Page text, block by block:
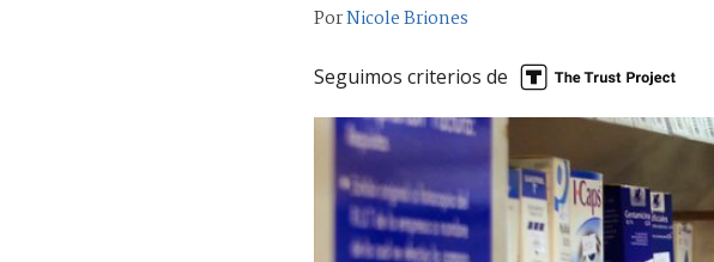
PorNicole Briones
Seguimos criterios de